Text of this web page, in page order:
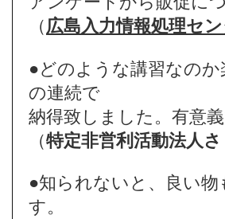
（広島入力情報処理セ
●どのような講習なの
の連続で
納得致しました。有意
（特定非営利活動法人
●知られないと、良い
す。